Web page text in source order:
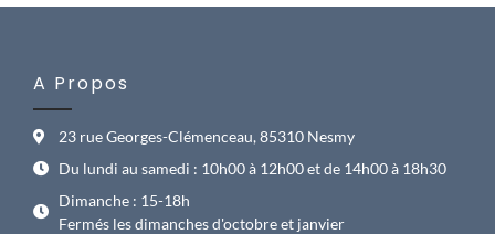
A Propos
23 rue Georges-Clémenceau, 85310 Nesmy
Du lundi au samedi : 10h00 à 12h00 et de 14h00 à 18h30
Dimanche : 15-18h
Fermés les dimanches d'octobre et janvier